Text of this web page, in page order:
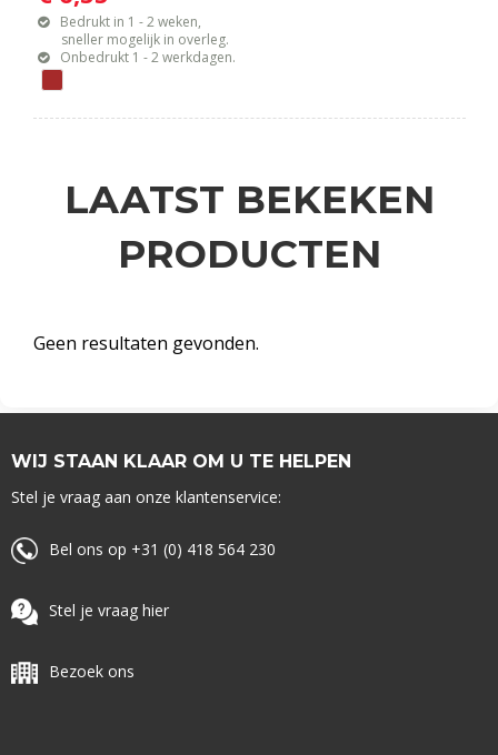
Bedrukt in 1 - 2 weken,
sneller mogelijk in overleg.
Onbedrukt 1 - 2 werkdagen.
LAATST BEKEKEN
PRODUCTEN
Geen resultaten gevonden.
WIJ STAAN KLAAR OM U TE HELPEN
Stel je vraag aan onze klantenservice:
Bel ons op +31 (0) 418 564 230
Stel je vraag hier
Bezoek ons